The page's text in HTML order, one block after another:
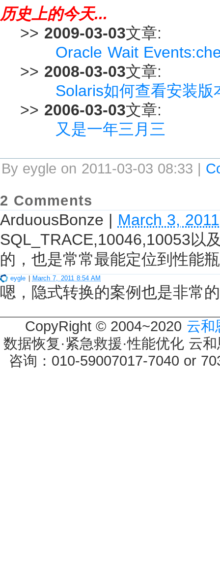
历史上的今天...
>> 2009-03-03文章:
Oracle Wait
>> 2008-03-03文章:
Solaris如何查看安装版
>> 2006-03-03文章:
又是一年三月三
By eygle on 2011-03-03 08:33 |
2 Comments
ArduousBonze | March 3,
SQL_TRACE,10046,10053以
的，也是常常最能定位到性能
eygle | March 7, 2011 8:54 AM
嗯，隐式转换的案例也是非常
CopyRight © 2004~2020 云和
数据恢复·紧急救援·性能优化 云
咨询：010-59007017-7040 or